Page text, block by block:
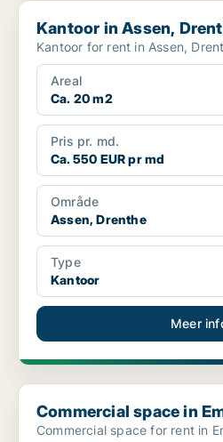
Kantoor in Assen, Drenthe
Kantoor in Assen,
Kantoor for rent in Assen,
Areal
Ca. 20 m2
Pris pr. md.
Ca. 550 EUR pr md
Område
Assen, Drenthe
Type
Kantoor
Meer
Commercial space in Emmen,
Commercial space in
Commercial space for rent in